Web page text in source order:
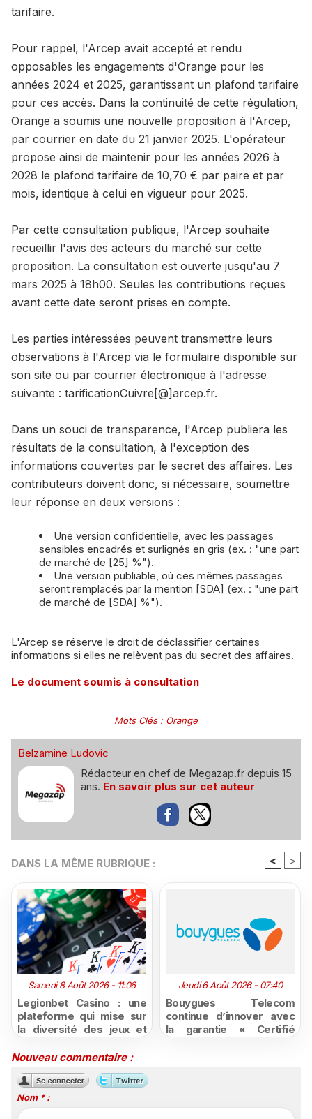
tarifaire.
Pour rappel, l'Arcep avait accepté et rendu
opposables les engagements d'Orange pour les
années 2024 et 2025, garantissant un plafond tarifaire
pour ces accès. Dans la continuité de cette régulation,
Orange a soumis une nouvelle proposition à l'Arcep,
par courrier en date du 21 janvier 2025. L'opérateur
propose ainsi de maintenir pour les années 2026 à
2028 le plafond tarifaire de 10,70 € par paire et par
mois, identique à celui en vigueur pour 2025.
Par cette consultation publique, l'Arcep souhaite
recueillir l'avis des acteurs du marché sur cette
proposition. La consultation est ouverte jusqu'au 7
mars 2025 à 18h00. Seules les contributions reçues
avant cette date seront prises en compte.
Les parties intéressées peuvent transmettre leurs
observations à l'Arcep via le formulaire disponible sur
son site ou par courrier électronique à l'adresse
suivante : tarificationCuivre[@]arcep.fr.
Dans un souci de transparence, l'Arcep publiera les
résultats de la consultation, à l'exception des
informations couvertes par le secret des affaires. Les
contributeurs doivent donc, si nécessaire, soumettre
leur réponse en deux versions :
Une version confidentielle, avec les passages
sensibles encadrés et surlignés en gris (ex. : "une part
de marché de [25] %").
Une version publiable, où ces mêmes passages
seront remplacés par la mention [SDA] (ex. : "une part
de marché de [SDA] %").
L'Arcep se réserve le droit de déclassifier certaines
informations si elles ne relèvent pas du secret des affaires.
Le document soumis à consultation
Mots Clés: Orange
Belzamine Ludovic
Rédacteur en chef de Megazap.fr depuis 15
ans. En savoir plus sur cet auteur
DANS LA MÊME RUBRIQUE : < >
Samedi 8 Août 2026 - 11:06
Legionbet Casino : une
plateforme qui mise sur
la diversité des jeux et
attractives
Jeudi 6 Août 2026 - 07:40
Bouygues Telecom
continue d’innover avec
la garantie « Certifié
Nouveau commentaire :
Nom * :